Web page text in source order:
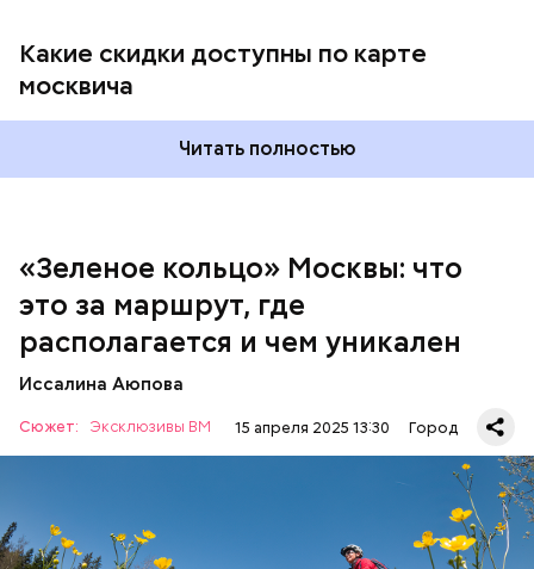
Какие скидки доступны по карте
москвича
Читать полностью
«Зеленое кольцо» Москвы: что
это за маршрут, где
располагается и чем уникален
Иссалина Аюпова
Сюжет: Эксклюзивы ВМ 15 апреля 2025 13:30 Город
Как рассказали «ВМ» в пресс-службе ЦОДД,
веломаршрут «Зеленое кольцо» соединит зеленые
зоны, метро, МЦД и МЦК по всей Москве.
Протяженность такого маршрута составит 120
— На сегодняшний день уже готово более 50
Тимирязевского парка до Лосиного Острова за
счет проложения велополос на улицах между